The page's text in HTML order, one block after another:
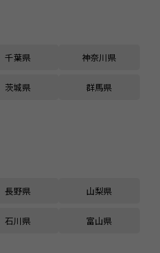
千葉県 神奈川県
茨城県 群馬県
長野県 山梨県
石川県 富山県